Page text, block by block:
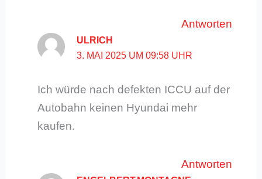
Antworten
ULRICH
3. MAI 2025 UM 09:58 UHR
Ich würde nach defekten ICCU auf der
Autobahn keinen Hyundai mehr
kaufen.
Antworten